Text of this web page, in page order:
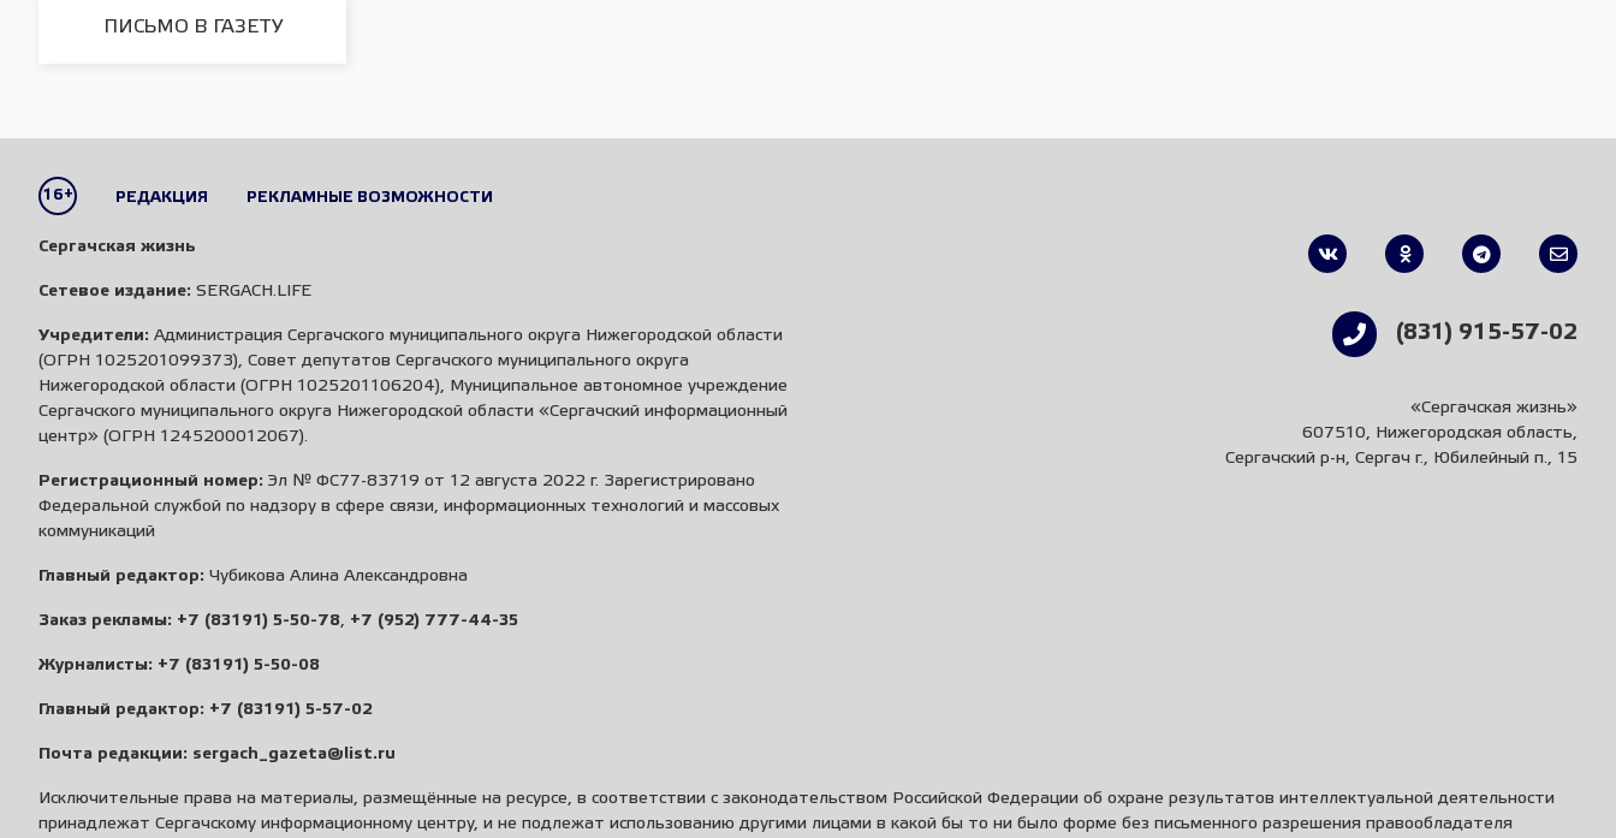
ПИСЬМО В ГАЗЕТУ
16+ РЕДАКЦИЯ РЕКЛАМНЫЕ ВОЗМОЖНОСТИ
Сергачская жизнь
Сетевое издание: SERGACH.LIFE
Учредители: Администрация Сергачского муниципального округа Нижегородской области
(ОГРН 1025201099373), Совет депутатов Сергачского муниципального округа
Нижегородской области (ОГРН 1025201106204), Муниципальное автономное учреждение
Сергачского муниципального округа Нижегородской области «Сергачский информационный
центр» (ОГРН 1245200012067).
Регистрационный номер: Эл № ФС77-83719 от 12 августа 2022 г. Зарегистрировано
Федеральной службой по надзору в сфере связи, информационных технологий и массовых
коммуникаций
Главный редактор: Чубикова Алина Александровна
Заказ рекламы: +7 (83191) 5-50-78, +7 (952) 777-44-35
Журналисты: +7 (83191) 5-50-08
Главный редактор: +7 (83191) 5-57-02
Почта редакции: sergach_gazeta@list.ru
(831) 915-57-02
«Сергачская жизнь»
607510, Нижегородская область,
Сергачский р-н, Сергач г., Юбилейный п., 15
Исключительные права на материалы, размещённые на ресурсе, в соответствии с законодательством Российской Федерации об охране результатов интеллектуальной деятельности
принадлежат Сергачскому информационному центру, и не подлежат использованию другими лицами в какой бы то ни было форме без письменного разрешения правообладателя